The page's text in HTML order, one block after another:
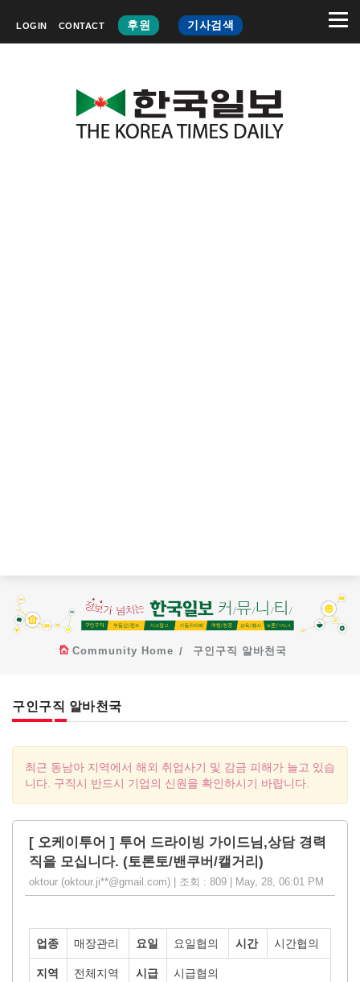
LOGIN CONTACT 후원 기사검색
Community Home 구인구직 알바천국
구인구직 알바천국
최근 동남아 지역에서 해외 취업사기 및 감금 피해가 늘고 있습
니다. 구직시 반드시 기업의 신원을 확인하시기 바랍니다.
[ 오케이투어 ] 투어 드라이빙 가이드님,상담 경력
직을 모십니다. (토론토/밴쿠버/캘거리)
oktour (oktour.ji**@gmail.com) | 조회 : 809 | May, 28, 06:01 PM
업종 매장관리 요일 요일협의 시간 시간협의
지역 전체지역 시급 시급협의